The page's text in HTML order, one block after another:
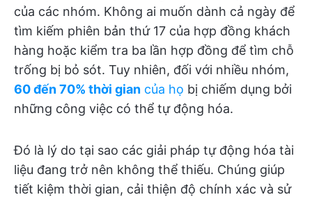
của các nhóm. Không ai muốn dành cả ngày để
tìm kiếm phiên bản thứ 17 của hợp đồng khách
hàng hoặc kiểm tra ba lần hợp đồng để tìm chỗ
trống bị bỏ sót. Tuy nhiên, đối với nhiều nhóm,
60 đến 70% thời gian của họ bị chiếm dụng bởi
những công việc có thể tự động hóa.
Đó là lý do tại sao các giải pháp tự động hóa tài
liệu đang trở nên không thể thiếu. Chúng giúp
tiết kiệm thời gian, cải thiện độ chính xác và sử